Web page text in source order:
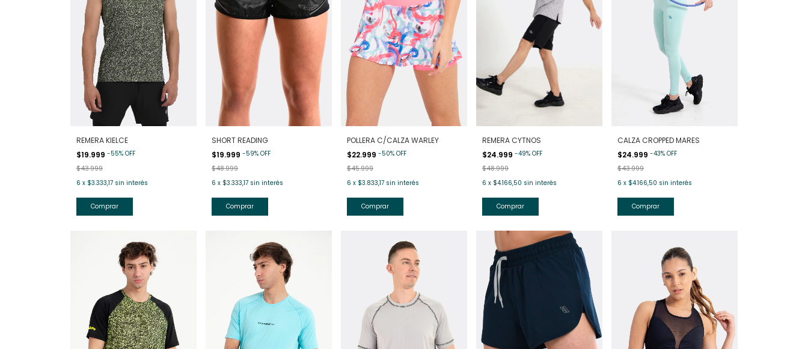
REMERA KIELCE
$19.999 -55% OFF
$43.999
6 x $3.333,17 sin interés
Comprar
SHORT READING
$19.999 -59% OFF
$48.999
6 x $3.333,17 sin interés
Comprar
POLLERA C/CALZA WARLEY
$22.999 -50% OFF
$45.999
6 x $3.833,17 sin interés
Comprar
REMERA CYTNOS
$24.999 -49% OFF
$48.999
6 x $4.166,50 sin interés
Comprar
CALZA CROPPED MARES
$24.999 -43% OFF
$43.999
6 x $4.166,50 sin interés
Comprar